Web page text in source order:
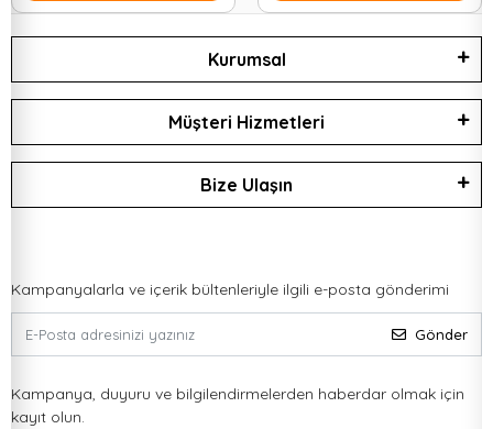
Kurumsal
Müşteri Hizmetleri
Bize Ulaşın
Kampanyalarla ve içerik bültenleriyle ilgili e-posta gönderimi
Gönder
Kampanya, duyuru ve bilgilendirmelerden haberdar olmak için
kayıt olun.